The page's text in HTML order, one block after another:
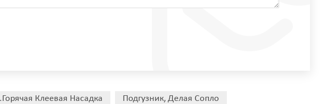
Клеевая Насадка
Подгузник, Делая Сопло